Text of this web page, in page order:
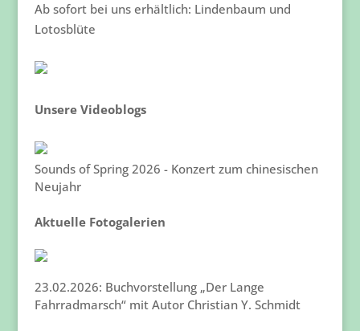
Ab sofort bei uns erhältlich: Lindenbaum und
Lotosblüte
Unsere Videoblogs
Sounds of Spring 2026 - Konzert zum chinesischen
Neujahr
Aktuelle Fotogalerien
23.02.2026: Buchvorstellung „Der Lange
Fahrradmarsch“ mit Autor Christian Y. Schmidt